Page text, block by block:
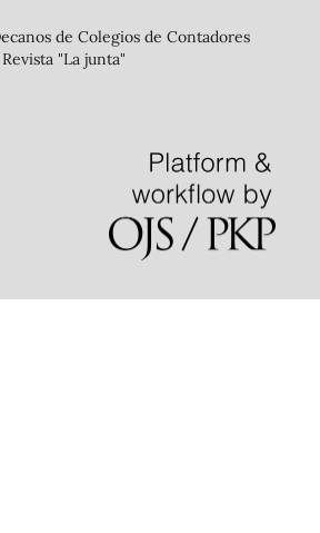
de Colegios de Contadores
"La junta"